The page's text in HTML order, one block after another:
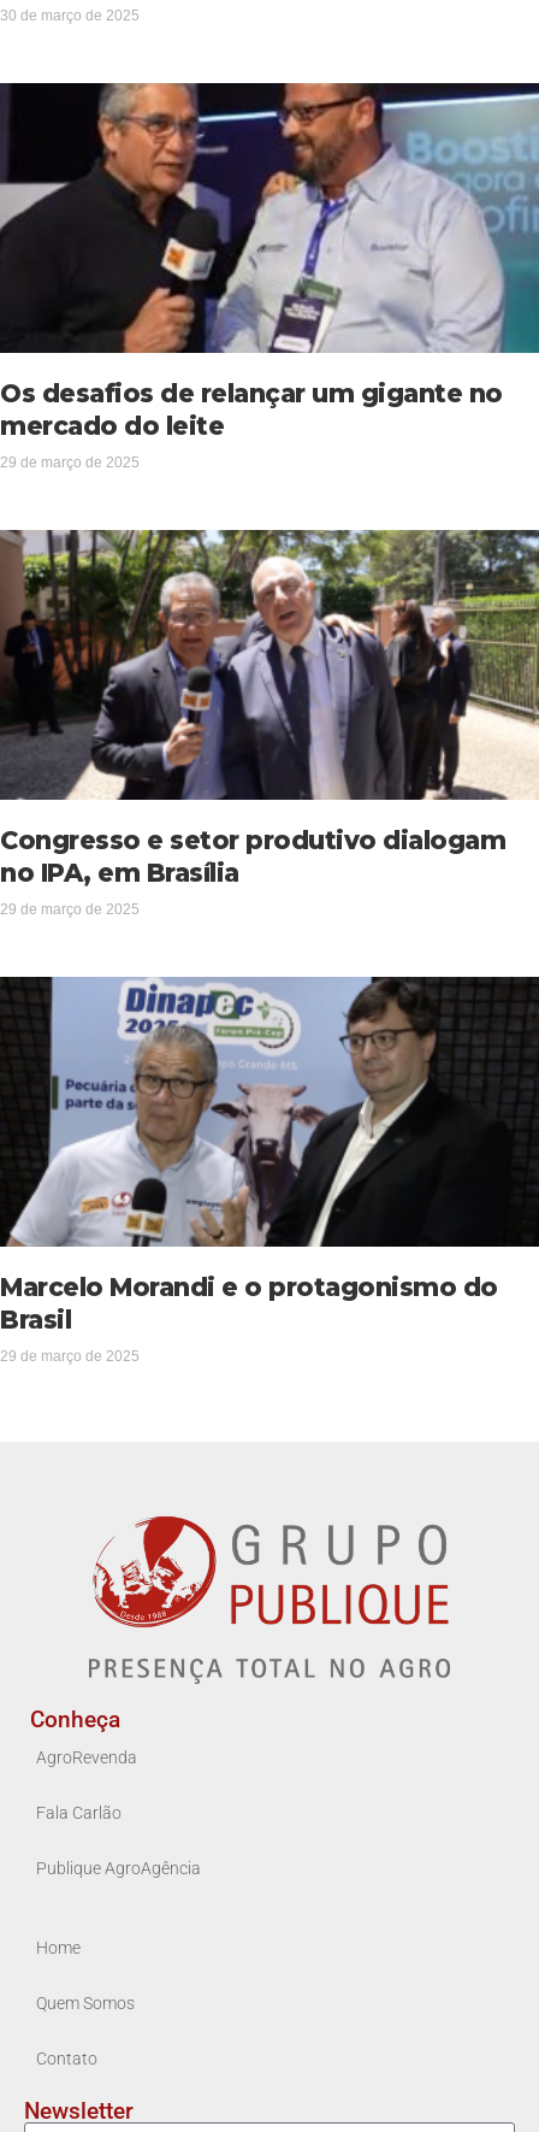
30 de março de 2025
Os desafios de relançar um gigante no
mercado do leite
29 de março de 2025
Congresso e setor produtivo dialogam
no IPA, em Brasília
29 de março de 2025
Marcelo Morandi e o protagonismo do
Brasil
29 de março de 2025
Conheça
AgroRevenda
Fala Carlão
Publique AgroAgência
Home
Quem Somos
Contato
Newsletter